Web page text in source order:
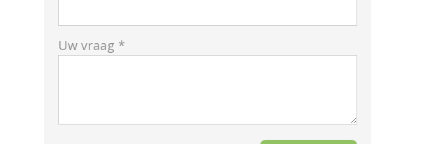
Uw vraag *